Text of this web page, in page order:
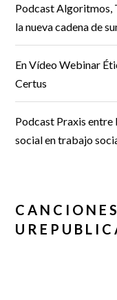
Podcast Algoritmos,
la nueva cadena de
En Vídeo Webinar
Certus
Podcast Praxis
social en trabajo